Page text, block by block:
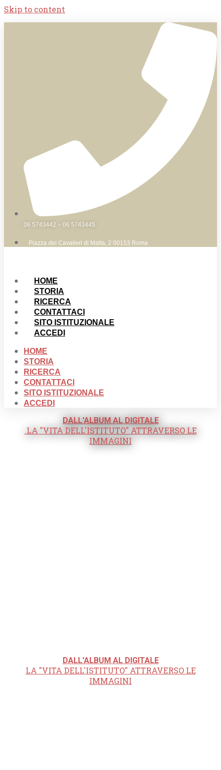
Skip to content
06 5743442 – 06 5743445
Piazza dei Cavalieri di Malta, 2 00153 Roma
HOME
STORIA
RICERCA
CONTATTACI
SITO ISTITUZIONALE
ACCEDI
HOME
STORIA
RICERCA
CONTATTACI
SITO ISTITUZIONALE
ACCEDI
DALL'ALBUM AL DIGITALE
.LA "VITA DELL'ISTITUTO" ATTRAVERSO LE
IMMAGINI
DALL'ALBUM AL DIGITALE
LA "VITA DELL'ISTITUTO" ATTRAVERSO LE
IMMAGINI